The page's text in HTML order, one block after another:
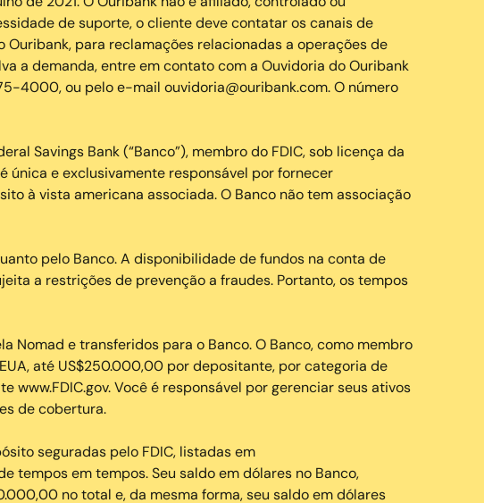
de suporte, o cliente deve contatar os canais de
para reclamações relacionadas a operações de
a demanda, entre em contato com a Ouvidoria do Ouribank
ou pelo e-mail ouvidoria@ouribank.com. O número
Savings Bank (“Banco”), membro do FDIC, sob licença da
única e exclusivamente responsável por fornecer
à vista americana associada. O Banco não tem associação
pelo Banco. A disponibilidade de fundos na conta de
a restrições de prevenção a fraudes. Portanto, os tempos
Nomad e transferidos para o Banco. O Banco, como membro
até US$250.000,00 por depositante, por categoria de
Você é responsável por gerenciar seus ativos
de cobertura.
seguradas pelo FDIC, listadas em
tempos em tempos. Seu saldo em dólares no Banco,
no total e, da mesma forma, seu saldo em dólares